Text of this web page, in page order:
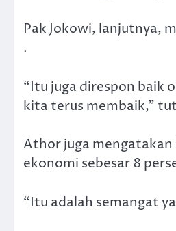
Pak Jokowi, lanjutnya,
.
“Itu juga direspon baik
kita terus membaik,”
Athor juga
ekonomi sebesar 8
“Itu adalah semangat